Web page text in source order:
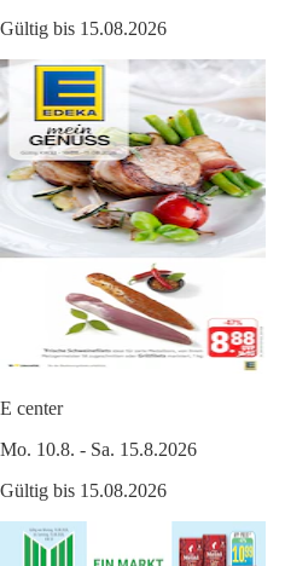
Gültig bis 15.08.2026
E center
Mo. 10.8. - Sa. 15.8.2026
Gültig bis 15.08.2026